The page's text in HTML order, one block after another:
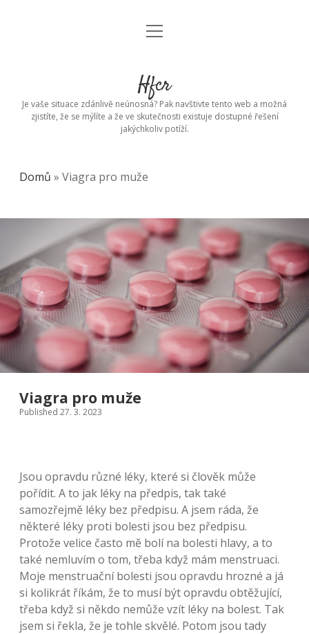
open
Hfcr
Je vaše situace zdánlivě neúnosná? Pak navštivte tento web a možná
zjistíte, že se mýlíte a že ve skutečnosti existuje dostupné řešení
jakýchkoliv potíží.
Domů » Viagra pro muže
Viagra pro muže
Published 27. 3. 2023
Jsou opravdu různé léky, které si člověk může
pořídit. A to jak léky na předpis, tak také
samozřejmě léky bez předpisu. A jsem ráda, že
některé léky proti bolesti jsou bez předpisu.
Protože velice často mě bolí na bolesti hlavy, a to
také nemluvím o tom, třeba když mám menstruaci.
Moje menstruační bolesti jsou opravdu hrozné a já
si kolikrát říkám, že to musí být opravdu obtěžující,
třeba když si někdo nemůže vzít léky na bolest. Tak
jsem si řekla, že je tohle skvělé. Potom jsou tady